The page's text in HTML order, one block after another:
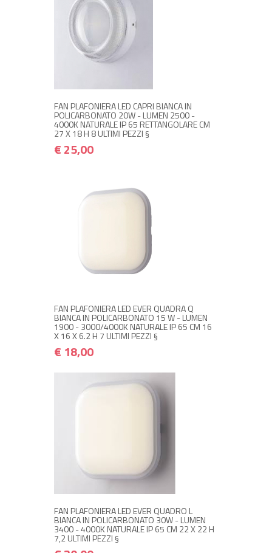
FAN PLAFONIERA LED CAPRI BIANCA IN
POLICARBONATO 20W - LUMEN 2500 -
4000K NATURALE IP 65 RETTANGOLARE CM
27 X 18 H 8 ULTIMI PEZZI §
€ 25,00
+ ACQUISTA
FAN PLAFONIERA LED EVER QUADRA Q
BIANCA IN POLICARBONATO 15 W - LUMEN
1900 - 3000/4000K NATURALE IP 65 CM 16
X 16 X 6.2 H 7 ULTIMI PEZZI §
€ 18,00
+ ACQUISTA
FAN PLAFONIERA LED EVER QUADRO L
BIANCA IN POLICARBONATO 30W - LUMEN
3400 - 4000K NATURALE IP 65 CM 22 X 22 H
7,2 ULTIMI PEZZI §
+ ACQUISTA